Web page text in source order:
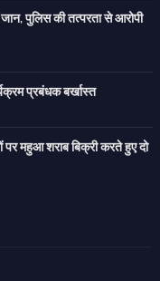
जान, पुलिस की तत्परता से आरोपी
प्रबंधक बर्खास्त
पर महुआ शराब बिक्री करते हुए दो